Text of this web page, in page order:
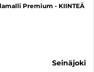
Premium - KIINTEÄ
seinäjoki